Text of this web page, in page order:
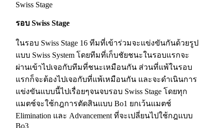
Swiss Stage
รอบ Swiss Stage
ในรอบ Swiss Stage 16 ทีมที่เข้าร่วมจะแข่งขันกันด้วยรูป
แบบ Swiss System โดยทีมที่เก็บชัยชนะในรอบแรกจะ
ผ่านเข้าไปเจอกับทีมที่ชนะเหมือนกัน ส่วนที่แพ้ในรอบ
แรกก็จะต้องไปเจอกับที่แพ้เหมือนกัน และจะดำเนินการ
แข่งขันแบบนี้ไปเรื่อยๆจนจบรอบ Swiss Stage โดยทุก
แมตช์จะใช้กฎการตัดสินแบบ Bo1 ยกเว้นแมตช์
Elimination และ Advancement ที่จะเปลี่ยนไปใช้กฎแบบ
Bo3